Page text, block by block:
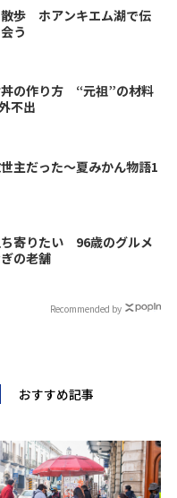
歩 ホアンキエム湖で伝
う
丼の作り方 “元祖”の材料
不出
主だった〜夏みかん物語1
寄りたい 96歳のグルメ
の老舗
Recommended by
おすすめ記事